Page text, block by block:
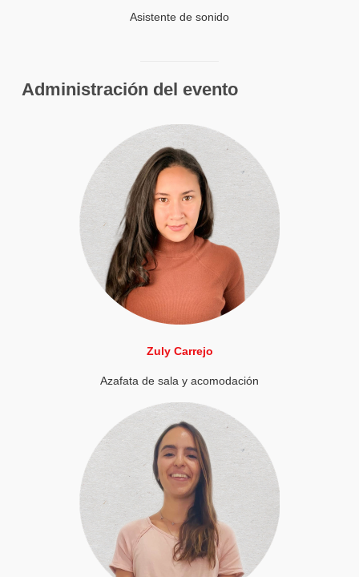
Asistente de sonido
Administración del evento
Zuly Carrejo
Azafata de sala y acomodación